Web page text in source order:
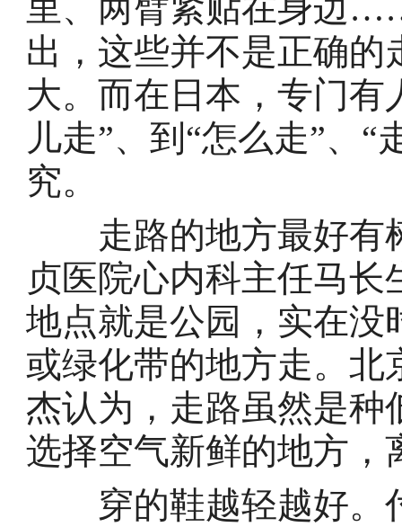
里、两臂紧贴在身边
出，这些并不是正确
大。而在日本，专门有
儿走”、到“怎么走”、
究。
走路的地方最好有
贞医院心内科主任马
地点就是公园，实在没
或绿化带的地方走。北
杰认为，走路虽然是种
选择空气新鲜的地方，
穿的鞋越轻越好。